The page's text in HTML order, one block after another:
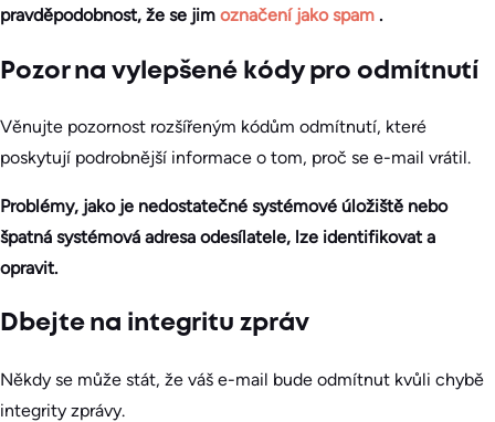
pravděpodobnost, že se jim označení jako spam .
Pozor na vylepšené kódy pro odmítnutí
Věnujte pozornost rozšířeným kódům odmítnutí, které
poskytují podrobnější informace o tom, proč se e-mail vrátil.
Problémy, jako je nedostatečné systémové úložiště nebo
špatná systémová adresa odesílatele, lze identifikovat a
opravit.
Dbejte na integritu zpráv
Někdy se může stát, že váš e-mail bude odmítnut kvůli chybě
integrity zprávy.